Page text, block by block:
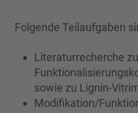
Folgende Teilaufgaben
Literaturrecherche zu
sowie zu Lignin-
Modifikation/